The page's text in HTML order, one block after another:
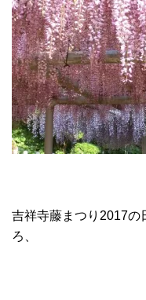
吉祥寺藤まつり2017の
ろ、